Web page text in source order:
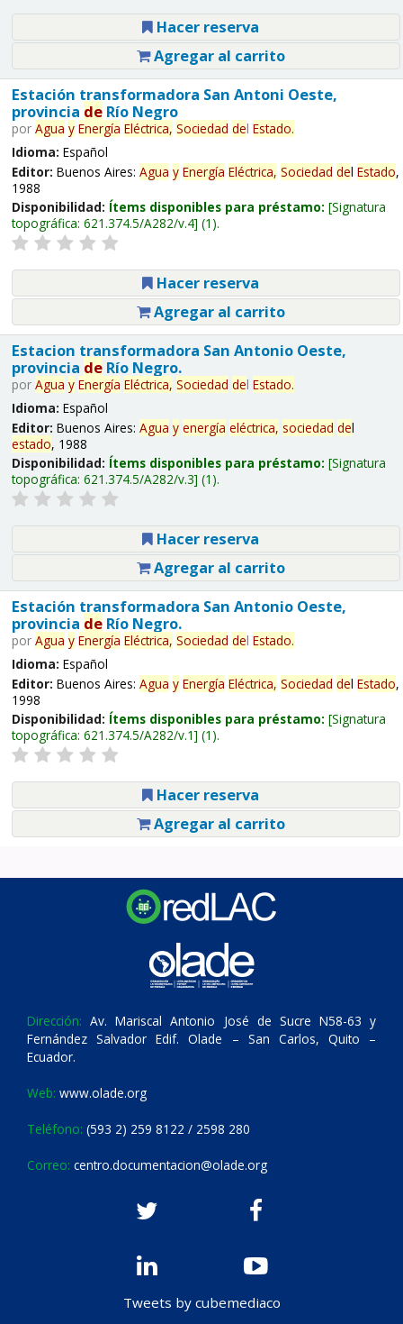
Hacer reserva
Agregar al carrito
Estación transformadora San Antoni Oeste,
provincia deRío Negro
por Agua y Energía Eléctrica, Sociedad del Estado.
Idioma: Español
Editor: Buenos Aires: Agua y Energía Eléctrica, Sociedad del Estado,
1988
Disponibilidad: Ítems disponibles para préstamo: Signatura
topográfica: 621.374.5/A282/v.4 (1).
Hacer reserva
Agregar al carrito
Estacion transformadora San Antonio Oeste,
provincia deRío Negro.
por Agua y Energía Eléctrica, Sociedad del Estado.
Idioma: Español
Editor: Buenos Aires: Agua y energía eléctrica, sociedad del
estado, 1988
Disponibilidad: Ítems disponibles para préstamo: Signatura
topográfica: 621.374.5/A282/v.3 (1).
Hacer reserva
Agregar al carrito
Estación transformadora San Antonio Oeste,
provincia deRío Negro.
por Agua y Energía Eléctrica, Sociedad del Estado.
Idioma: Español
Editor: Buenos Aires: Agua y Energía Eléctrica, Sociedad del Estado,
1998
Disponibilidad: Ítems disponibles para préstamo: Signatura
topográfica: 621.374.5/A282/v.1 (1).
Hacer reserva
Agregar al carrito
Dirección: Av. Mariscal Antonio José de Sucre N58-63 y
Fernández Salvador Edif. Olade – San Carlos, Quito –
Ecuador.
Web: www.olade.org
Teléfono: (593 2) 259 8122 / 2598 280
Correo: centro.documentacion@olade.org
Tweets by cubemediaco